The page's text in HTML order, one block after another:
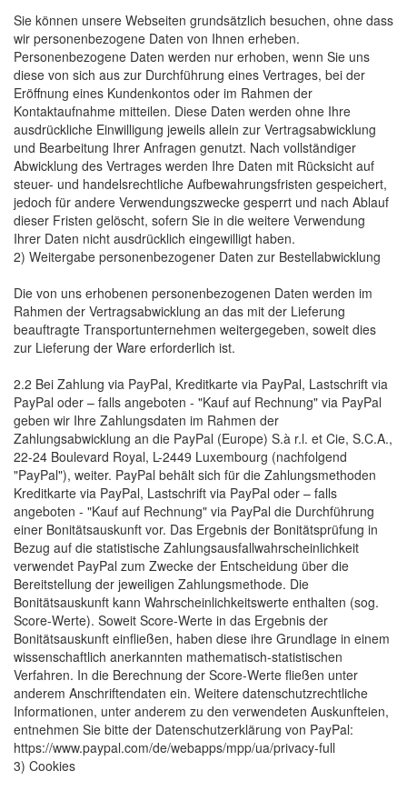
Sie können unsere Webseiten grundsätzlich besuchen, ohne dass
wir personenbezogene Daten von Ihnen erheben.
Personenbezogene Daten werden nur erhoben, wenn Sie uns
diese von sich aus zur Durchführung eines Vertrages, bei der
Eröffnung eines Kundenkontos oder im Rahmen der
Kontaktaufnahme mitteilen. Diese Daten werden ohne Ihre
ausdrückliche Einwilligung jeweils allein zur Vertragsabwicklung
und Bearbeitung Ihrer Anfragen genutzt. Nach vollständiger
Abwicklung des Vertrages werden Ihre Daten mit Rücksicht auf
steuer- und handelsrechtliche Aufbewahrungsfristen gespeichert,
jedoch für andere Verwendungszwecke gesperrt und nach Ablauf
dieser Fristen gelöscht, sofern Sie in die weitere Verwendung
Ihrer Daten nicht ausdrücklich eingewilligt haben.
2) Weitergabe personenbezogener Daten zur Bestellabwicklung
Die von uns erhobenen personenbezogenen Daten werden im
Rahmen der Vertragsabwicklung an das mit der Lieferung
beauftragte Transportunternehmen weitergegeben, soweit dies
zur Lieferung der Ware erforderlich ist.
2.2 Bei Zahlung via PayPal, Kreditkarte via PayPal, Lastschrift via
PayPal oder – falls angeboten - "Kauf auf Rechnung" via PayPal
geben wir Ihre Zahlungsdaten im Rahmen der
Zahlungsabwicklung an die PayPal (Europe) S.à r.l. et Cie, S.C.A.,
22-24 Boulevard Royal, L-2449 Luxembourg (nachfolgend
"PayPal"), weiter. PayPal behält sich für die Zahlungsmethoden
Kreditkarte via PayPal, Lastschrift via PayPal oder – falls
angeboten - "Kauf auf Rechnung" via PayPal die Durchführung
einer Bonitätsauskunft vor. Das Ergebnis der Bonitätsprüfung in
Bezug auf die statistische Zahlungsausfallwahrscheinlichkeit
verwendet PayPal zum Zwecke der Entscheidung über die
Bereitstellung der jeweiligen Zahlungsmethode. Die
Bonitätsauskunft kann Wahrscheinlichkeitswerte enthalten (sog.
Score-Werte). Soweit Score-Werte in das Ergebnis der
Bonitätsauskunft einfließen, haben diese ihre Grundlage in einem
wissenschaftlich anerkannten mathematisch-statistischen
Verfahren. In die Berechnung der Score-Werte fließen unter
anderem Anschriftendaten ein. Weitere datenschutzrechtliche
Informationen, unter anderem zu den verwendeten Auskunfteien,
entnehmen Sie bitte der Datenschutzerklärung von PayPal:
https://www.paypal.com/de/webapps/mpp/ua/privacy-full
3) Cookies